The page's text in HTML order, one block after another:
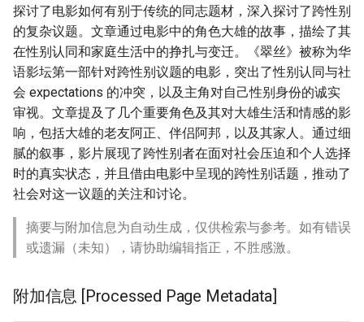
探讨了电影如何有别于传统的同志题材，深入探讨了跨性别
的复杂议题。文章通过电影中的角色大雄的故事，描绘了其
在性别认同和家庭生活中的挣扎与变迁。《翠丝》被称为华
语影坛第一部针对跨性别议题的电影，突出了性别认同与社
会 expectations 的冲突，以及主角对自己性别身份的诚实
审视。文章提及了几个重要角色及其对大雄生活和情感的影
响，包括大雄的老友阿正、伴侣阿邦，以及其家人。通过细
腻的叙事，影片展现了跨性别者在面对社会压迫和个人选择
时的真实状态，并且借由电影中呈现的跨性别话题，推动了
社会对这一议题的关注和讨论。
摘要与附加信息为自动生成，仅供检索与参考。如有错误
或遗漏（未知），请协助编辑指正，不胜感激。
附加信息 [Processed Page Metadata]